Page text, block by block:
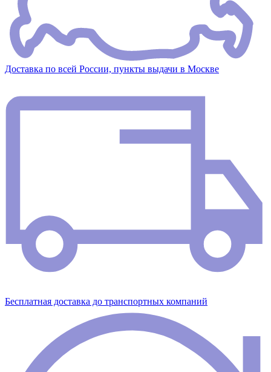
Доставка по всей России, пункты выдачи в Москве
Бесплатная доставка до транспортных компаний